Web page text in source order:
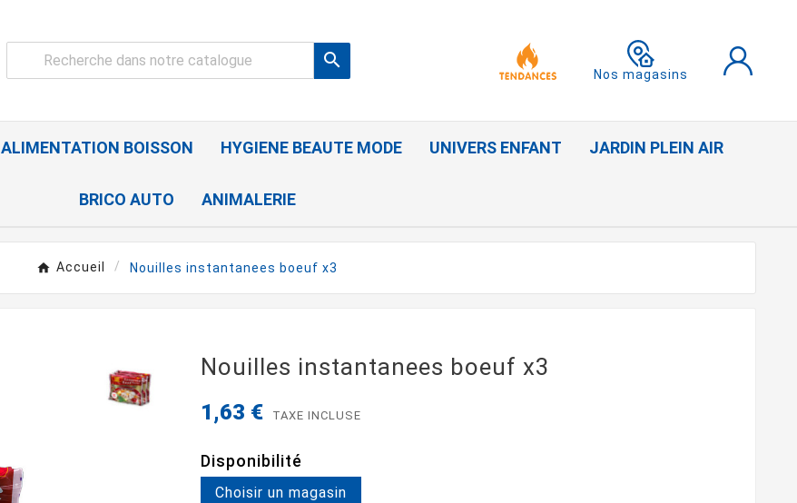

Nos magasins
ALIMENTATION BOISSON HYGIENE BEAUTE MODE UNIVERS ENFANT JARDIN PLEIN AIR
BRICO AUTO ANIMALERIE
Accueil Nouilles instantanees boeuf x3
Nouilles instantanees boeuf x3
1,63 € TAXE INCLUSE
Disponibilité
Choisir un magasin